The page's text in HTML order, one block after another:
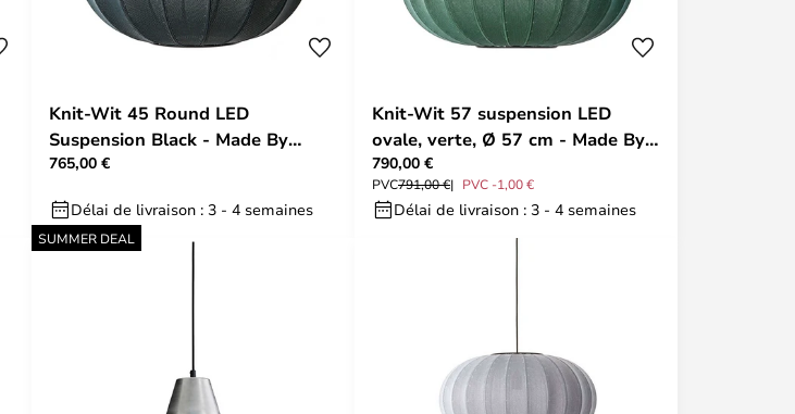
Knit-Wit 45 Round LED
Suspension Black - Made By
Hand
765,00 €
Délai de livraison : 3 - 4 semaines
Knit-Wit 57 suspension LED
ovale, verte, Ø 57 cm - Made By
Hand
790,00 €
PVC791,00 € PVC -1,00 €
Délai de livraison : 3 - 4 semaines
SUMMER DEAL